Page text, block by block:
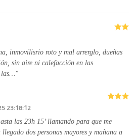
qué información tenemos sobre usted,
inmovilisrio roto y mal arrerglo, dueñas
sin aire ni calefacción en las
las…"
23:18:12
las 23h 15’ llamando para que me
dos personas mayores y mañana a